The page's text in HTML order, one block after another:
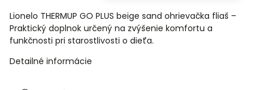
Lionelo THERMUP GO PLUS beige sand ohrievačka fliaš –
Praktický doplnok určený na zvýšenie komfortu a
funkčnosti pri starostlivosti o dieťa.
Detailné informácie